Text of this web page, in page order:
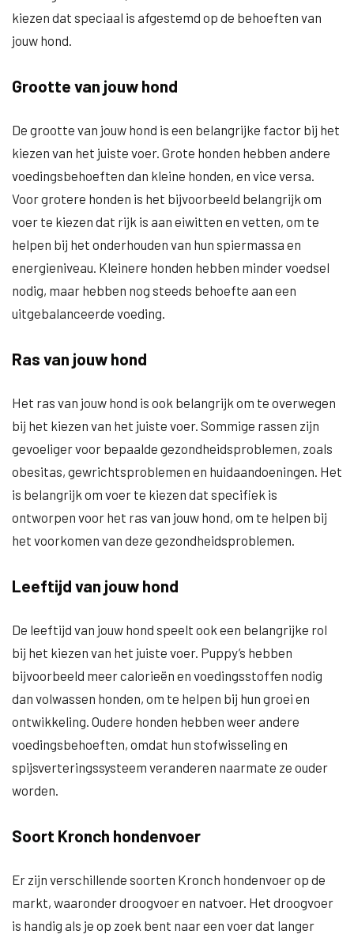
kiezen dat speciaal is afgestemd op de behoeften van
jouw hond.
Grootte van jouw hond
De grootte van jouw hond is een belangrijke factor bij het
kiezen van het juiste voer. Grote honden hebben andere
voedingsbehoeften dan kleine honden, en vice versa.
Voor grotere honden is het bijvoorbeeld belangrijk om
voer te kiezen dat rijk is aan eiwitten en vetten, om te
helpen bij het onderhouden van hun spiermassa en
energieniveau. Kleinere honden hebben minder voedsel
nodig, maar hebben nog steeds behoefte aan een
uitgebalanceerde voeding.
Ras van jouw hond
Het ras van jouw hond is ook belangrijk om te overwegen
bij het kiezen van het juiste voer. Sommige rassen zijn
gevoeliger voor bepaalde gezondheidsproblemen, zoals
obesitas, gewrichtsproblemen en huidaandoeningen. Het
is belangrijk om voer te kiezen dat specifiek is
ontworpen voor het ras van jouw hond, om te helpen bij
het voorkomen van deze gezondheidsproblemen.
Leeftijd van jouw hond
De leeftijd van jouw hond speelt ook een belangrijke rol
bij het kiezen van het juiste voer. Puppy’s hebben
bijvoorbeeld meer calorieën en voedingsstoffen nodig
dan volwassen honden, om te helpen bij hun groei en
ontwikkeling. Oudere honden hebben weer andere
voedingsbehoeften, omdat hun stofwisseling en
spijsverteringssysteem veranderen naarmate ze ouder
worden.
Soort Kronch hondenvoer
Er zijn verschillende soorten Kronch hondenvoer op de
markt, waaronder droogvoer en natvoer. Het droogvoer
is handig als je op zoek bent naar een voer dat langer